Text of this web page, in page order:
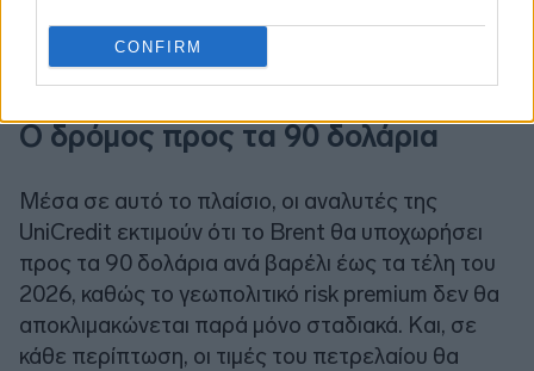
CONFIRM
Ο δρόμος προς τα 90 δολάρια
Μέσα σε αυτό το πλαίσιο, οι αναλυτές της
UniCredit εκτιμούν ότι το Brent θα υποχωρήσει
προς τα 90 δολάρια ανά βαρέλι έως τα τέλη του
2026, καθώς το γεωπολιτικό risk premium δεν θα
αποκλιμακώνεται παρά μόνο σταδιακά. Και, σε
κάθε περίπτωση, οι τιμές του πετρελαίου θα